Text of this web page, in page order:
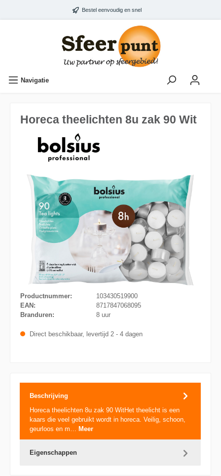
Bestel eenvoudig en snel
Navigatie
Horeca theelichten 8u zak 90 Wit
Productnummer:
103430519900
EAN:
8717847068095
Branduren:
8 uur
Direct beschikbaar, levertijd 2 - 4 dagen
Beschrijving
Horeca theelichten 8u zak 90 WitHet theelicht is een
kaars die veel gebruikt wordt in horeca. Veilig, schoon,
geurloos en m… Meer
Eigenschappen